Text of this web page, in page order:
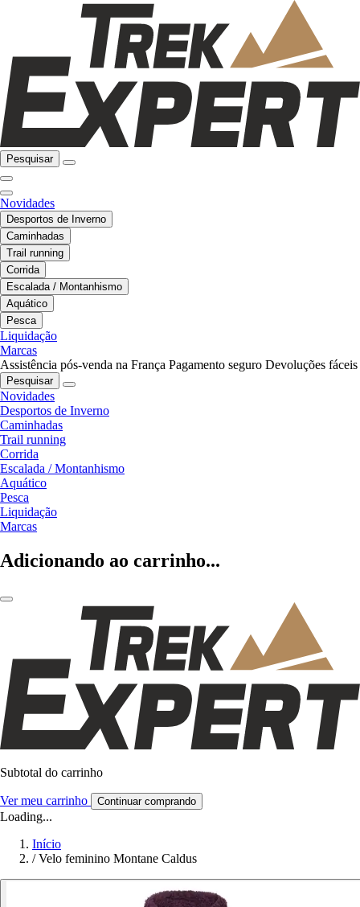
Pesquisar
Novidades
Desportos de Inverno
Caminhadas
Trail running
Corrida
Escalada / Montanhismo
Aquático
Pesca
Liquidação
Marcas
Assistência pós-venda na França Pagamento seguro Devoluções fáceis
Pesquisar
Novidades
Desportos de Inverno
Caminhadas
Trail running
Corrida
Escalada / Montanhismo
Aquático
Pesca
Liquidação
Marcas
Adicionando ao carrinho...
Subtotal do carrinho
Ver meu carrinho Continuar comprando
Loading...
Início
/ Velo feminino Montane Caldus